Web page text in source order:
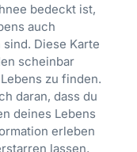
bedeckt ist,
auch
Diese Karte
scheinbar
zu finden.
daran, dass du
deines Lebens
erleben
lassen,